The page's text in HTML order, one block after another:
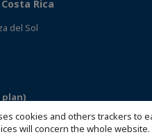
cookies and others trackers to
will concern the whole
Rica
del Sol
plan)